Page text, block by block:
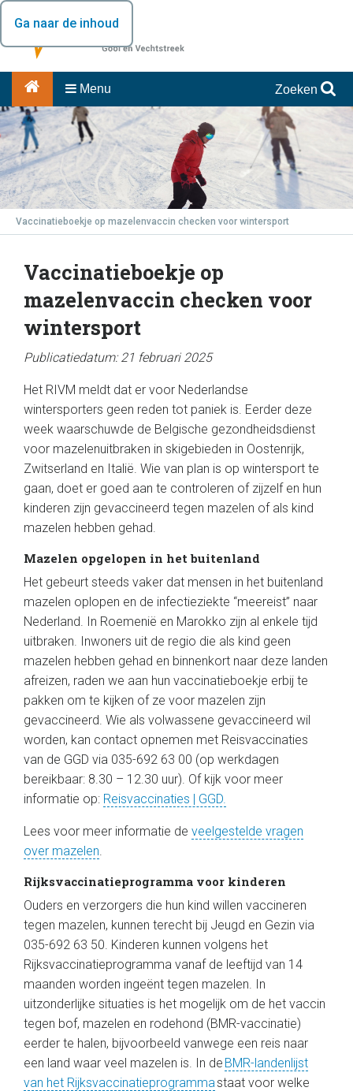
Ga naar de inhoud
Menu Zoeken
Vaccinatieboekje op mazelenvaccin checken voor wintersport
Vaccinatieboekje op
mazelenvaccin checken voor
wintersport
Publicatiedatum: 21 februari 2025
Het RIVM meldt dat er voor Nederlandse
wintersporters geen reden tot paniek is. Eerder deze
week waarschuwde de Belgische gezondheidsdienst
voor mazelenuitbraken in skigebieden in Oostenrijk,
Zwitserland en Italië. Wie van plan is op wintersport te
gaan, doet er goed aan te controleren of zijzelf en hun
kinderen zijn gevaccineerd tegen mazelen of als kind
mazelen hebben gehad.
Mazelen opgelopen in het buitenland
Het gebeurt steeds vaker dat mensen in het buitenland
mazelen oplopen en de infectieziekte “meereist” naar
Nederland. In Roemenië en Marokko zijn al enkele tijd
uitbraken. Inwoners uit de regio die als kind geen
mazelen hebben gehad en binnenkort naar deze landen
afreizen, raden we aan hun vaccinatieboekje erbij te
pakken om te kijken of ze voor mazelen zijn
gevaccineerd. Wie als volwassene gevaccineerd wil
worden, kan contact opnemen met Reisvaccinaties
van de GGD via 035-692 63 00 (op werkdagen
bereikbaar: 8.30 – 12.30 uur). Of kijk voor meer
informatie op: Reisvaccinaties | GGD.
Lees voor meer informatie de veelgestelde vragen
over mazelen.
Rijksvaccinatieprogramma voor kinderen
Ouders en verzorgers die hun kind willen vaccineren
tegen mazelen, kunnen terecht bij Jeugd en Gezin via
035-692 63 50. Kinderen kunnen volgens het
Rijksvaccinatieprogramma vanaf de leeftijd van 14
maanden worden ingeënt tegen mazelen. In
uitzonderlijke situaties is het mogelijk om de het vaccin
tegen bof, mazelen en rodehond (BMR-vaccinatie)
eerder te halen, bijvoorbeeld vanwege een reis naar
een land waar veel mazelen is. In de BMR-landenlijst
van het Rijksvaccinatieprogrammastaat voor welke